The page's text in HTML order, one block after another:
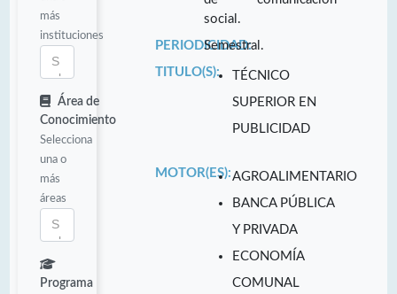
más
instituciones
Área de
Conocimiento
Selecciona
una o
más
áreas
Programa
social.
PERIODICIDAD:
Semestral.
TITULO(S):
TÉCNICO
SUPERIOR EN
PUBLICIDAD
MOTOR(ES):AGROALIMENTARIO
BANCA PÚBLICA
Y PRIVADA
ECONOMÍA
COMUNAL